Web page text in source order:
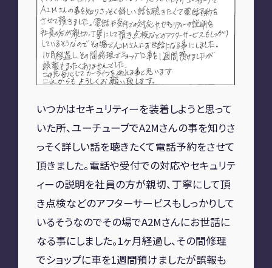
いつかはセキュリティーを装着しようと思って
いた所、ユーチューブでA2Mさんの事を知りさ
っそく詳しい話を聴きたくて電話予約をさせて
頂きました。電話や受付での対応やセキュリテ
ィーの説明を社員の方が親切、丁寧にして頂
き点検などのアフターサービスもしっかりして
いるそうなのでその場でA2Mさんにお世話に
なる事にしました。1ヶ月経過し、その間修理
でショップに車を1週間預けましたが誤報も
A2M 仙台
A2M 宇都宮
A2M 愛知
A2M USC
A2M 横浜
CONTACT
お問い合わせ